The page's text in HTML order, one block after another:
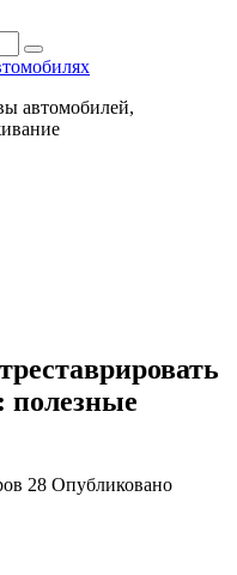
автомобилей,
полезные
28 Опубликовано